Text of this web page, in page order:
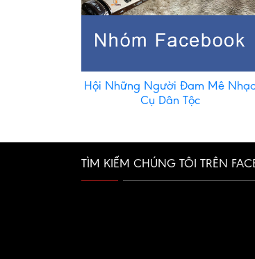
Hội Những Người Đam Mê Nhạc
Cụ Dân Tộc
TÌM KIẾM CHÚNG TÔI TRÊN